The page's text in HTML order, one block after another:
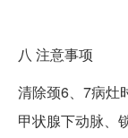
八 注意事项
清除颈6、7病灶
甲状腺下动脉、